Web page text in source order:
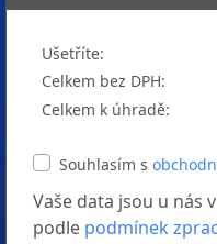
Ušetříte:
Celkem bez DPH:
Celkem k úhradě:
Souhlasím s
Vaše data jsou u nás
podle podmínek